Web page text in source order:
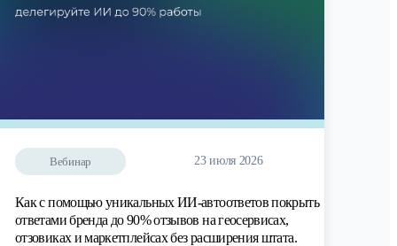
Вебинар 23 июля 2026
Как с помощью уникальных ИИ-автоответов покрыть
ответами бренда до 90% отзывов на геосервисах,
отзовиках и маркетплейсах без расширения штата.